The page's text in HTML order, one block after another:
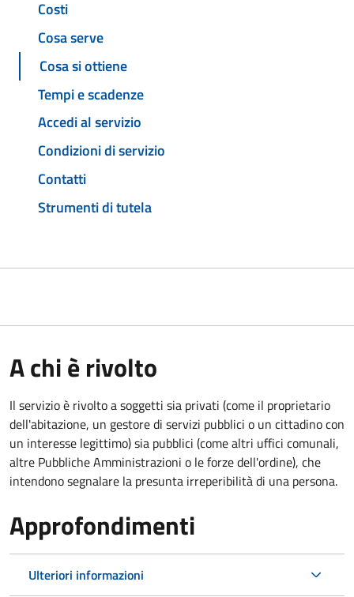
Costi
Cosa serve
Cosa si ottiene
Tempi e scadenze
Accedi al servizio
Condizioni di servizio
Contatti
Strumenti di tutela
A chi è rivolto
Il servizio è rivolto a soggetti sia privati (come il proprietario
dell'abitazione, un gestore di servizi pubblici o un cittadino con
un interesse legittimo) sia pubblici (come altri uffici comunali,
altre Pubbliche Amministrazioni o le forze dell'ordine), che
intendono segnalare la presunta irreperibilità di una persona.
Approfondimenti
Ulteriori informazioni